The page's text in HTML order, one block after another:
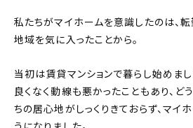
私たちがマイホームを意識したのは、
地域を気に入ったことから。
当初は賃貸マンションで暮らし始めま
良くなく動線も悪かったこともあり、ど
ちの居心地がしっくりきておらず、マイ